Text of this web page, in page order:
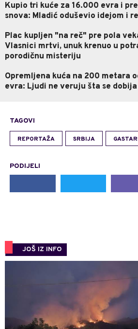
Kupio tri kuće za 16.000 evra i
snova: Mladić oduševio idejom i
Plac kupljen "na reč" pre pola
Vlasnici mrtvi, unuk krenuo u
porodičnu misteriju
Opremljena kuća na 200 metara
evra: Ljudi ne veruju šta se
TAGOVI
REPORTAŽA SRBIJA
PODIJELI
JOŠ IZ INFO